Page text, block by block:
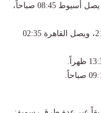
​قطار رقم 91: يقوم من أسوان الساعة 23:30، يصل أسيوط 08:45 صباحاً،
​قطار رقم 1007: يقوم من أسيوط الساعة 21:10، ويصل القاهرة 02:35